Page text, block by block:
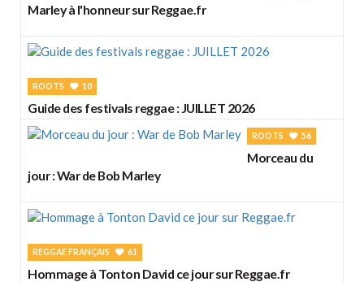
Marley à l'honneur sur Reggae.fr
ROOTS 10
Guide des festivals reggae : JUILLET 2026
ROOTS 56
Morceau du
jour : War de Bob Marley
REGGAE FRANÇAIS 61
Hommage à Tonton David ce jour sur Reggae.fr